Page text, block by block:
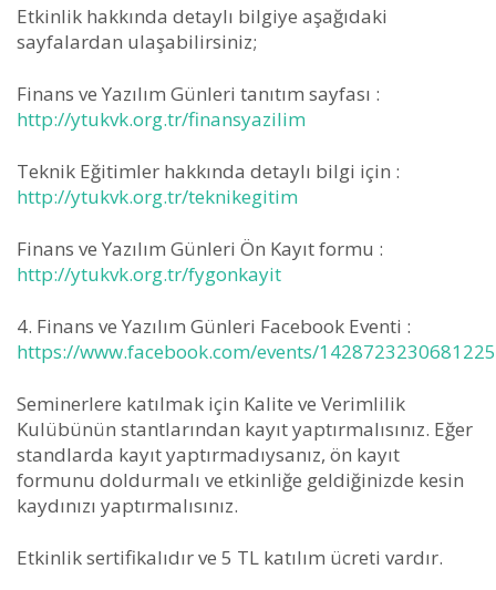
Etkinlik hakkında detaylı bilgiye aşağıdaki
sayfalardan ulaşabilirsiniz;
Finans ve Yazılım Günleri tanıtım sayfası :
http://ytukvk.org.tr/finansyazilim
Teknik Eğitimler hakkında detaylı bilgi için :
http://ytukvk.org.tr/teknikegitim
Finans ve Yazılım Günleri Ön Kayıt formu :
http://ytukvk.org.tr/fygonkayit
4. Finans ve Yazılım Günleri Facebook Eventi :
https://www.facebook.com/events/
Seminerlere katılmak için Kalite ve Verimlilik
Kulübünün stantlarından kayıt yaptırmalısınız. Eğer
standlarda kayıt yaptırmadıysanız, ön kayıt
formunu doldurmalı ve etkinliğe geldiğinizde kesin
kaydınızı yaptırmalısınız.
Etkinlik sertifikalıdır ve 5 TL katılım ücreti vardır.